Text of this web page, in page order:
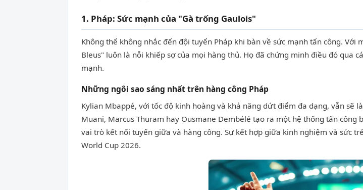
1. Pháp: Sức mạnh của "Gà trống Gaulois"
Không thể không nhắc đến đội tuyển Pháp khi bàn về sức mạnh tấn công.
Bleus" luôn là nỗi khiếp sợ của mọi hàng thủ. Họ đã chứng minh điều đó qua
mạnh.
Những ngôi sao sáng nhất trên hàng công Pháp
Kylian Mbappé, với tốc độ kinh hoàng và khả năng dứt điểm đa dạng, vẫn sẽ
Muani, Marcus Thuram hay Ousmane Dembélé tạo ra một hệ thống tấn
vai trò kết nối tuyến giữa và hàng công. Sự kết hợp giữa kinh nghiệm và sức
World Cup 2026.